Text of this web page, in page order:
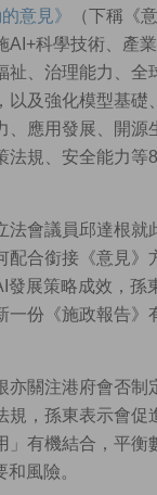
意見》
（下稱《
AI+科學技術、產
祉、治理能力、全
以及強化模型基礎
、應用發展、開源
法規、安全能力等
法會議員邱達根就
配合銜接《意見》
發展策略成效，孫
一份《施政報告》
亦關注港府會否制
規，孫東表示會促
」有機結合，平衡
風險。